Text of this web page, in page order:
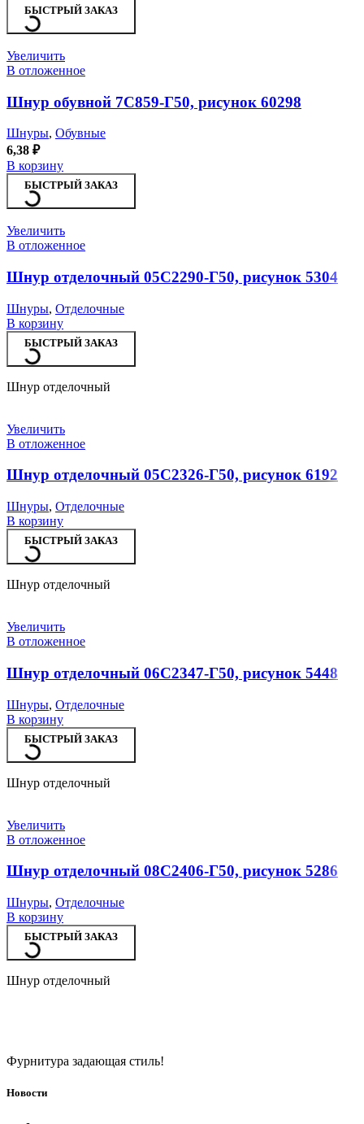
БЫСТРЫЙ ЗАКАЗ
Увеличить
В отложенное
Шнур обувной 7С859-Г50, рисунок 60298
Шнуры, Обувные
6,38 ₽
В корзину
БЫСТРЫЙ ЗАКАЗ
Увеличить
В отложенное
Шнур отделочный 05С2290-Г50, рисунок 5304
Шнуры, Отделочные
В корзину
БЫСТРЫЙ ЗАКАЗ
Шнур отделочный
Увеличить
В отложенное
Шнур отделочный 05С2326-Г50, рисунок 6192
Шнуры, Отделочные
В корзину
БЫСТРЫЙ ЗАКАЗ
Шнур отделочный
Увеличить
В отложенное
Шнур отделочный 06С2347-Г50, рисунок 5448
Шнуры, Отделочные
В корзину
БЫСТРЫЙ ЗАКАЗ
Шнур отделочный
Увеличить
В отложенное
Шнур отделочный 08С2406-Г50, рисунок 5286
Шнуры, Отделочные
В корзину
БЫСТРЫЙ ЗАКАЗ
Шнур отделочный
Фурнитура задающая стиль!
Новости